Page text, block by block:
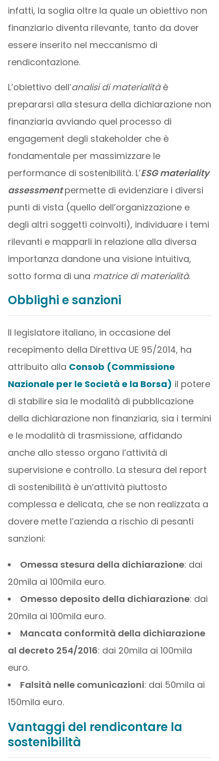
infatti, la soglia oltre la quale un obiettivo non
finanziario diventa rilevante, tanto da dover
essere inserito nel meccanismo di
rendicontazione.
L’obiettivo dell’analisi di materialitàè
prepararsi alla stesura della dichiarazione non
finanziaria avviando quel processo di
engagement degli stakeholder che è
fondamentale per massimizzare le
performance di sostenibilità. L’ESG materiality
assessmentpermette di evidenziare i diversi
punti di vista (quello dell’organizzazione e
degli altri soggetti coinvolti), individuare i temi
rilevanti e mapparli in relazione alla diversa
importanza dandone una visione intuitiva,
sotto forma di una matrice di materialità.
Obblighi e sanzioni
Il legislatore italiano, in occasione del
recepimento della Direttiva UE 95/2014, ha
attribuito alla Consob (Commissione
Nazionale per le Società e la Borsa) il potere
di stabilire sia le modalità di pubblicazione
della dichiarazione non finanziaria, sia i termini
e le modalità di trasmissione, affidando
anche allo stesso organo l’attività di
supervisione e controllo. La stesura del report
di sostenibilità è un’attività piuttosto
complessa e delicata, che se non realizzata a
dovere mette l’azienda a rischio di pesanti
sanzioni:
Omessa stesura della dichiarazione: dai
20mila ai 100mila euro.
Omesso deposito della dichiarazione: dai
20mila ai 100mila euro.
Mancata conformità della dichiarazione
al decreto 254/2016: dai 20mila ai 100mila
euro.
Falsità nelle comunicazioni: dai 50mila ai
150mila euro.
Vantaggi del rendicontare la
sostenibilità